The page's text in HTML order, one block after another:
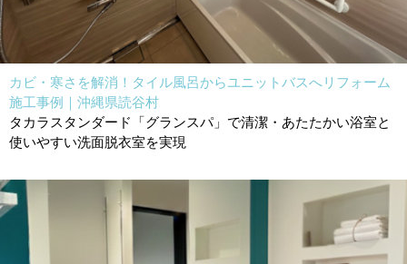
カビ・寒さを解消！タイル風呂からユニットバスへリフォーム
施工事例｜沖縄県読谷村
タカラスタンダード「グランスパ」で清潔・あたたかい浴室と
使いやすい洗面脱衣室を実現